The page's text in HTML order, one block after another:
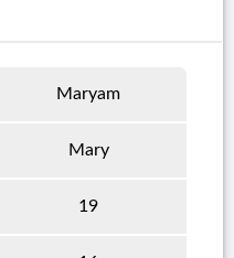
Maryam
Mary
19